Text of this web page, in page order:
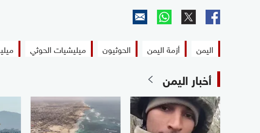
اليمن أزمة اليمن الحوثيون ميليشيات الحوثي
أخبار اليمن